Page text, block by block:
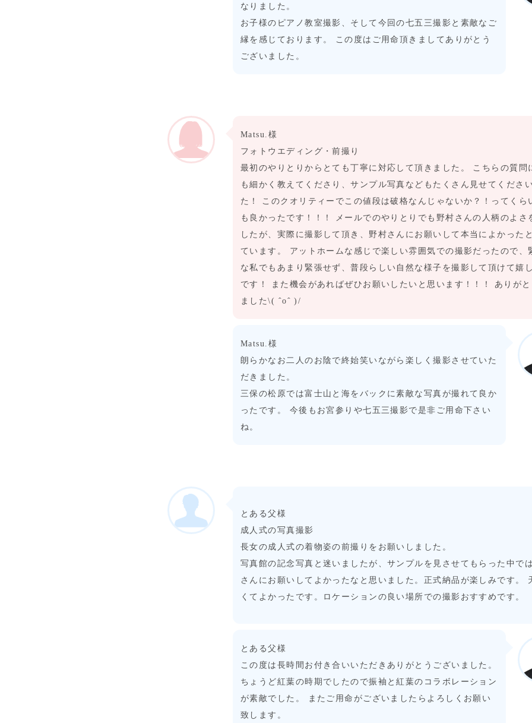
なりました。
お子様のピアノ教室撮影、そして今回の七五三撮影と素敵なご
縁を感じております。 この度はご用命頂きましてありがとう
ございました。
Matsu.様
フォトウエディング・前撮り
最初のやりとりからとても丁寧に対応して頂きました。 こちらの質問
も細かく教えてくださり、サンプル写真などもたくさん見せてくださ
た！ このクオリティーでこの値段は破格なんじゃないか？！ってくら
も良かったです！！！ メールでのやりとりでも野村さんの人柄のよさ
したが、実際に撮影して頂き、野村さんにお願いして本当によかった
ています。 アットホームな感じで楽しい雰囲気での撮影だったので、
な私でもあまり緊張せず、普段らしい自然な様子を撮影して頂けて嬉
です！ また機会があればぜひお願いしたいと思います！！！ ありが
ました\( ˆoˆ )/
Matsu.様
朗らかなお二人のお陰で終始笑いながら楽しく撮影させていた
だきました。
三保の松原では富士山と海をバックに素敵な写真が撮れて良か
ったです。 今後もお宮参りや七五三撮影で是非ご用命下さい
ね。
とある父様
成人式の写真撮影
長女の成人式の着物姿の前撮りをお願いしました。
写真館の記念写真と迷いましたが、サンプルを見させてもらった中で
さんにお願いしてよかったなと思いました。正式納品が楽しみです。
くてよかったです。ロケーションの良い場所での撮影おすすめです。
とある父様
この度は長時間お付き合いいただきありがとうございました。
ちょうど紅葉の時期でしたので振袖と紅葉のコラボレーション
が素敵でした。 またご用命がございましたらよろしくお願い
致します。